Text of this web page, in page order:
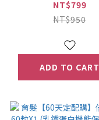
NT$799
NT$950
ADD TO CART